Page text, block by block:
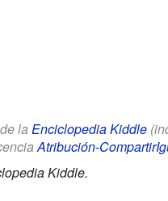
la Enciclopedia Kiddle
Atribución-
Kiddle.